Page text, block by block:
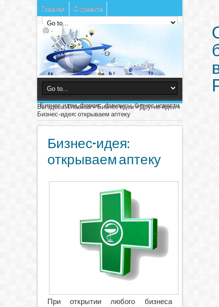
Главная О проекте
Бизнес идеи, форекс, финансы, бизнес новости
Вы здесь:Главная»Бизнес идеи»Другие идеи»
Бизнес-идея: открываем аптеку
Бизнес-идея:
открываем аптеку
При открытии любого бизнеса